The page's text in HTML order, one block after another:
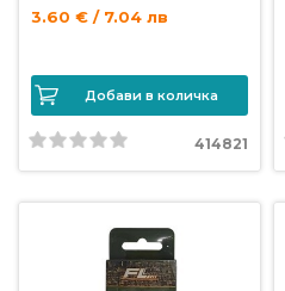
3.60 € / 7.04 лв
Добави в количка
414821